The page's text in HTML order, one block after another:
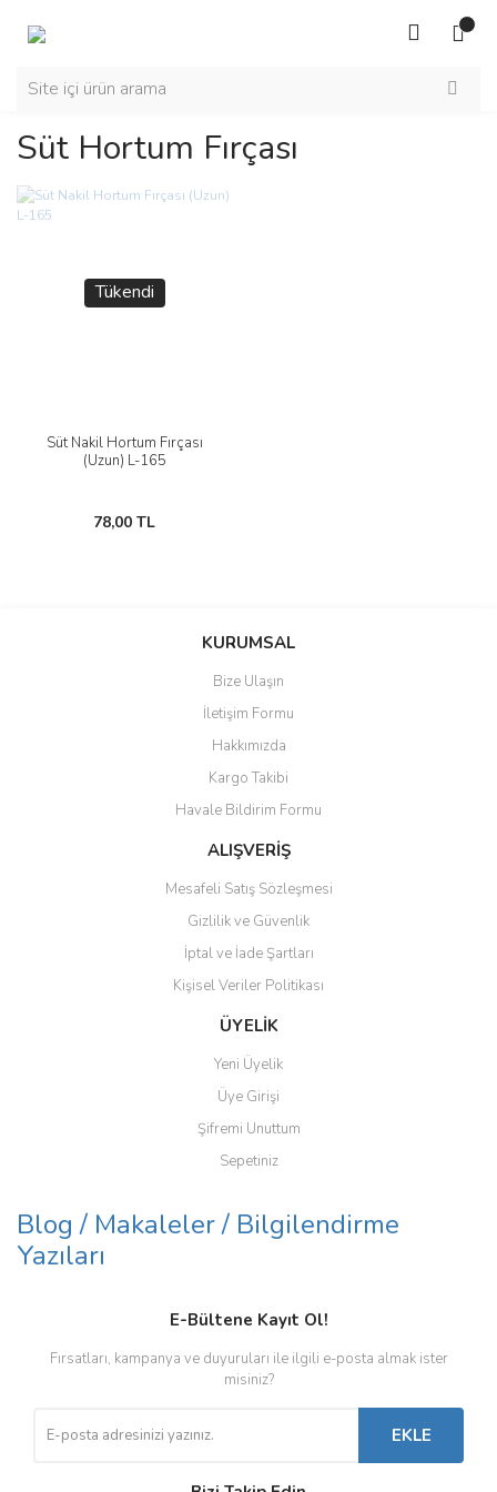
Süt Hortum Fırçası
Tükendi
Süt Nakil Hortum Fırçası
(Uzun) L-165
78,00 TL
KURUMSAL
Bize Ulaşın
İletişim Formu
Hakkımızda
Kargo Takibi
Havale Bildirim Formu
ALIŞVERİŞ
Mesafeli Satış Sözleşmesi
Gizlilik ve Güvenlik
İptal ve İade Şartları
Kişisel Veriler Politikası
ÜYELİK
Yeni Üyelik
Üye Girişi
Şifremi Unuttum
Sepetiniz
Blog / Makaleler / Bilgilendirme
Yazıları
E-Bültene Kayıt Ol!
Fırsatları, kampanya ve duyuruları ile ilgili e-posta almak ister
misiniz?
EKLE